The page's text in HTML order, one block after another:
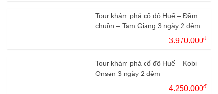
Tour khám phá cố đô Huế – Đầm
chuồn – Tam Giang 3 ngày 2 đêm
3.970.000đ
Tour khám phá cố đô Huế – Kobi
Onsen 3 ngày 2 đêm
4.250.000đ